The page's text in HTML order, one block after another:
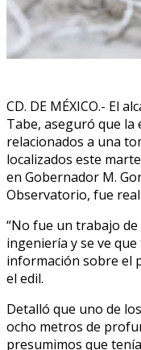
CD. DE MÉXICO.- El
Tabe, aseguró que la
relacionados a una
localizados este
en Gobernador M.
Observatorio, fue
“No fue un trabajo
ingeniería y se ve
información sobre el
el edil.
Detalló que uno de
ocho metros de
presumimos que